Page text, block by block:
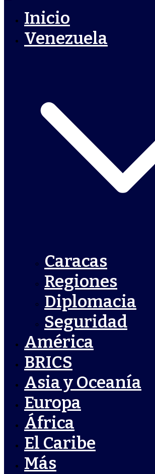
Inicio
Venezuela
Caracas
Regiones
Diplomacia
Seguridad
América
BRICS
Asia y Oceanía
Europa
África
El Caribe
Más